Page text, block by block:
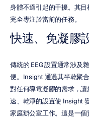
身體不適引起的干擾。其
完全專注於當前的任務。
快速、免凝膠
傳統的 EEG 設置通常涉及
便。Insight 通過其半乾聚
對任何導電凝膠的需求，
速、乾淨的設置使 Insight
家庭辦公室工作。這是一